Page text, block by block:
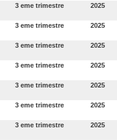
3 eme trimestre 2025
3 eme trimestre 2025
3 eme trimestre 2025
3 eme trimestre 2025
3 eme trimestre 2025
3 eme trimestre 2025
3 eme trimestre 2025